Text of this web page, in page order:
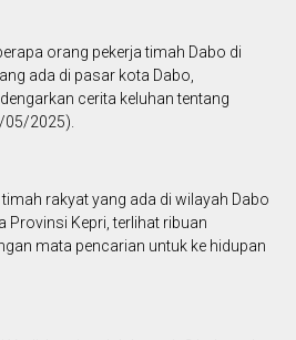
orang pekerja timah Dabo di
ada di pasar kota Dabo,
cerita keluhan tentang
2025).
rakyat yang ada di wilayah Dabo
Provinsi Kepri, terlihat ribuan
mata pencarian untuk ke hidupan